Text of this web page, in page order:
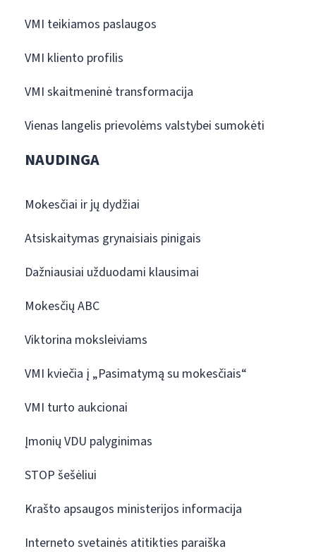
VMI teikiamos paslaugos
VMI kliento profilis
VMI skaitmeninė transformacija
Vienas langelis prievolėms valstybei sumokėti
NAUDINGA
Mokesčiai ir jų dydžiai
Atsiskaitymas grynaisiais pinigais
Dažniausiai užduodami klausimai
Mokesčių ABC
Viktorina moksleiviams
VMI kviečia į „Pasimatymą su mokesčiais“
VMI turto aukcionai
Įmonių VDU palyginimas
STOP šešėliui
Krašto apsaugos ministerijos informacija
Interneto svetainės atitikties paraiška